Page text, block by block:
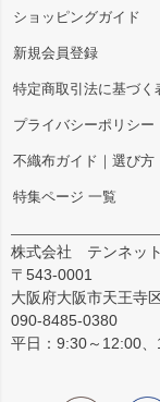
ショッピングガイド
新規会員登録
特定商取引法に基づく
プライバシーポリシー
不織布ガイド｜選び方
特集ページ 一覧
株式会社 テンネット
〒543-0001
大阪府大阪市天王寺
090-8485-0380
平日：9:30～12:00